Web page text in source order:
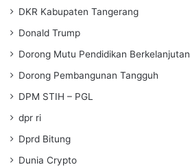
DKR Kabupaten Tangerang
Donald Trump
Dorong Mutu Pendidikan Berkelanjutan
Dorong Pembangunan Tangguh
DPM STIH – PGL
dpr ri
Dprd Bitung
Dunia Crypto